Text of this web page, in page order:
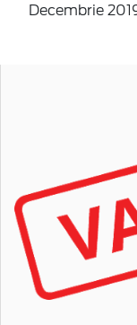
Decembrie